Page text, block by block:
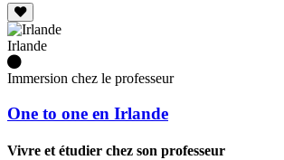
Irlande
Immersion chez le professeur
One to one en Irlande
Vivre et étudier chez son professeur